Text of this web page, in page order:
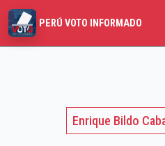
PERÚ VOTO INFORMADO
Enrique Bildo